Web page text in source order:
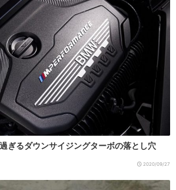
ぎるダウンサイジングターボの落とし穴
2020/09/27